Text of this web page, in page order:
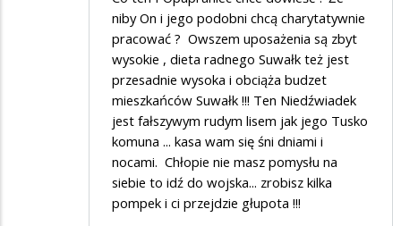
niby On i jego podobni chcą charytatywnie
pracować ? Owszem uposażenia są zbyt
wysokie , dieta radnego Suwałk też jest
przesadnie wysoka i obciąża budzet
mieszkańców Suwałk !!! Ten Niedźwiadek
jest fałszywym rudym lisem jak jego Tusko
komuna ... kasa wam się śni dniami i
nocami. Chłopie nie masz pomysłu na
siebie to idź do wojska... zrobisz kilka
pompek i ci przejdzie głupota !!!